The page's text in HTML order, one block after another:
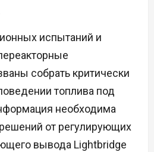
испытаний и
собрать критически
топлива под
необходима
от регулирующих
вывода Lightbridge